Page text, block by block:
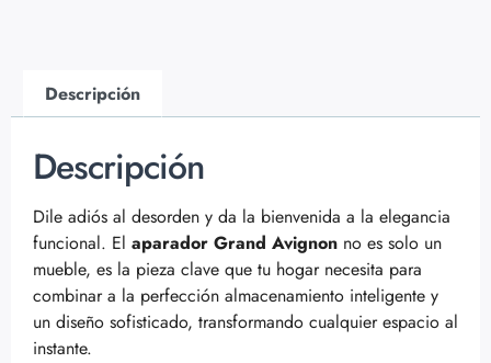
Descripción
Descripción
Dile adiós al desorden y da la bienvenida a la elegancia
funcional. El aparador Grand Avignon no es solo un
mueble, es la pieza clave que tu hogar necesita para
combinar a la perfección almacenamiento inteligente y
un diseño sofisticado, transformando cualquier espacio al
instante.